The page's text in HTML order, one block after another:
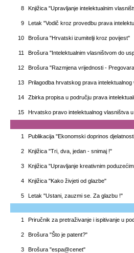
8
Knjižica "Upravljanje intelektualnim
9 Letak "Vodič kroz provedbu prava
10 Brošura "Hrvatski izumitelji kroz povijest"
11 Brošura "Intelektualnim vlasništvom do
12 Brošura "Razmjena vrijednosti -
13 Prilagodba hrvatskog prava
14 Zbirka propisa u području prava
15
Hrvatsko pravo intelektualnog vlasništva
1
Publikacija "Ekonomski doprinos
2 Knjižica "Tri, dva, jedan - snimaj !"
3 Knjižica "Upravljanje kreativnim
4 Knjižica "Kako živjeti od glazbe"
5 Letak "Ustani, zauzmi se. Za glazbu !"
1 Priručnik za pretraživanje i ispitivanje u
2 Brošura "Što je patent?"
3 Brošura "espa@cenet"